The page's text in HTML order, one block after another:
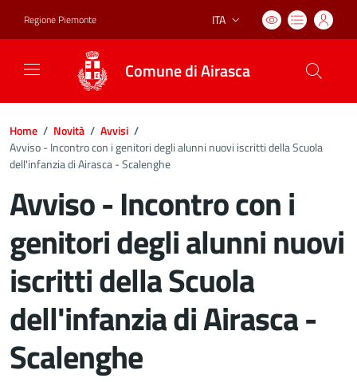
Regione Piemonte Lingua attiva:
ITA
Comune di Airasca
Home / Novità / Avvisi /
Avviso - Incontro con i genitori degli alunni nuovi iscritti della Scuola
dell'infanzia di Airasca - Scalenghe
Avviso - Incontro con i
genitori degli alunni nuovi
iscritti della Scuola
dell'infanzia di Airasca -
Scalenghe